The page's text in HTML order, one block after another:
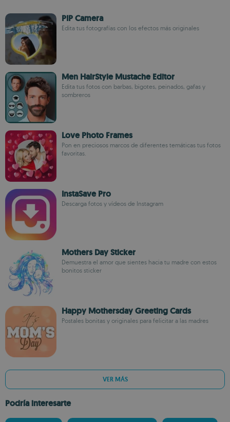
PIP Camera
Edita tus fotografías con los efectos más originales
Men HairStyle Mustache Editor
Edita tus fotos con barbas, bigotes, peinados, gafas y
sombreros
Love Photo Frames
Pon en preciosos marcos de diferentes temáticas tus fotos
favoritas.
InstaSave Pro
Descarga fotos y vídeos de Instagram
Mothers Day Sticker
Demuestra el amor que sientes hacia tu madre con estos
bonitos sticker
Happy Mothersday Greeting Cards
Postales bonitas y originales para felicitar a las madres
VER MÁS
Podría interesarte